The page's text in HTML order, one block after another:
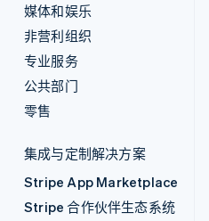
媒体和娱乐
非营利组织
专业服务
公共部门
零售
集成与定制解决方案
Stripe App Marketplace
Stripe 合作伙伴生态系统